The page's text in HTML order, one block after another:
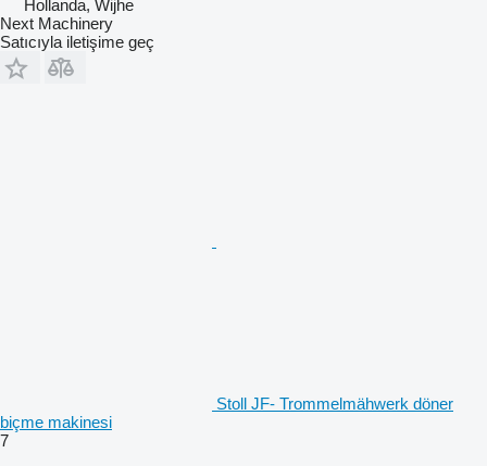
Hollanda, Wijhe
Next Machinery
Satıcıyla iletişime geç
Stoll JF- Trommelmähwerk döner
biçme makinesi
7